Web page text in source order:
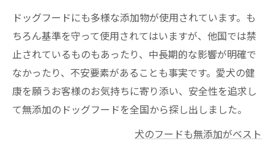
ドッグフードにも多様な添加物が使用されています。も
ちろん基準を守って使用されてはいますが、他国では禁
止されているものもあったり、中長期的な影響が明確で
なかったり、不安要素があることも事実です。愛犬の健
康を願うお客様のお気持ちに寄り添い、安全性を追求し
て無添加のドッグフードを全国から探し出しました。
犬のフードも無添加がベスト